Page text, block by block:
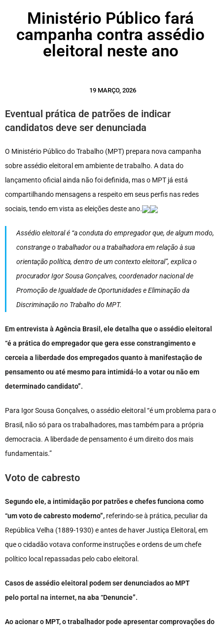
Ministério Público fará
campanha contra assédio
eleitoral neste ano
19 MARÇO, 2026
Eventual prática de patrões de indicar
candidatos deve ser denunciada
O Ministério Público do Trabalho (MPT) prepara nova campanha
sobre assédio eleitoral em ambiente de trabalho. A data do
lançamento oficial ainda não foi definida, mas o MPT já está
compartilhando mensagens a respeito em seus perfis nas redes
sociais, tendo em vista as eleições deste ano.
Assédio eleitoral é “a conduta do empregador que, de algum modo,
constrange o trabalhador ou a trabalhadora em relação à sua
orientação política, dentro de um contexto eleitoral”, explica o
procurador Igor Sousa Gonçalves, coordenador nacional de
Promoção de Igualdade de Oportunidades e Eliminação da
Discriminação no Trabalho do MPT.
Em entrevista à Agência Brasil, ele detalha que o assédio eleitoral
“é a prática do empregador que gera esse constrangimento e
cerceia a liberdade dos empregados quanto à manifestação de
pensamento ou até mesmo para intimidá-lo a votar ou não em
determinado candidato”.
Para Igor Sousa Gonçalves, o assédio eleitoral “é um problema para o
Brasil, não só para os trabalhadores, mas também para a própria
democracia. A liberdade de pensamento é um direito dos mais
fundamentais.”
Voto de cabresto
Segundo ele, a intimidação por patrões e chefes funciona como
“um voto de cabresto moderno”, referindo-se à prática, peculiar da
República Velha (1889-1930) e antes de haver Justiça Eleitoral, em
que o cidadão votava conforme instruções e ordens de um chefe
político local repassadas pelo cabo eleitoral.
Casos de assédio eleitoral podem ser denunciados ao MPT
peloportal na internet, na aba “Denuncie”.
Ao acionar o MPT, o trabalhador pode apresentar comprovações do